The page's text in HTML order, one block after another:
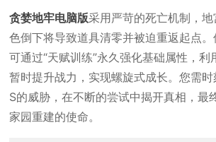
贪婪地牢电脑版采用严苛的死亡机制，
色倒下将导致道具清零并被迫重返起点。
可通过“天赋训练”永久强化基础属性，利
暂时提升战力，实现螺旋式成长。您需
S的威胁，在不断的尝试中揭开真相，最
家园重建的使命。